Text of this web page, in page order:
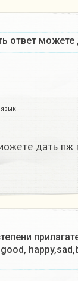
ответ
дать пж